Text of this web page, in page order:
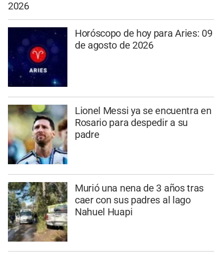
2026
Horóscopo de hoy para Aries: 09
de agosto de 2026
Lionel Messi ya se encuentra en
Rosario para despedir a su
padre
Murió una nena de 3 años tras
caer con sus padres al lago
Nahuel Huapi